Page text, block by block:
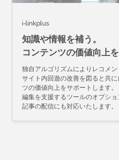
i-linkplus
知識や情報を補う。
コンテンツの価値向上を
独自アルゴリズムによりレコメン
サイト内回遊の改善を図ると共
ツの価値向上をサポートします
編集を支援するツールのオプシ
記事の配信にも対応いたします。